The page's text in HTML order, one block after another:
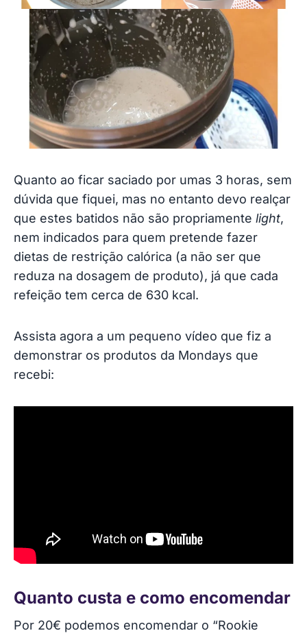
Quanto ao ficar saciado por umas 3 horas, sem
dúvida que fiquei, mas no entanto devo realçar
que estes batidos não são propriamente light,
nem indicados para quem pretende fazer
dietas de restrição calórica (a não ser que
reduza na dosagem de produto), já que cada
refeição tem cerca de 630 kcal.
Assista agora a um pequeno vídeo que fiz a
demonstrar os produtos da Mondays que
recebi:
Quanto custa e como encomendar
Por 20€ podemos encomendar o “Rookie